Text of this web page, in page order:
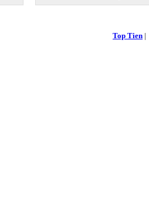
Top Tien |